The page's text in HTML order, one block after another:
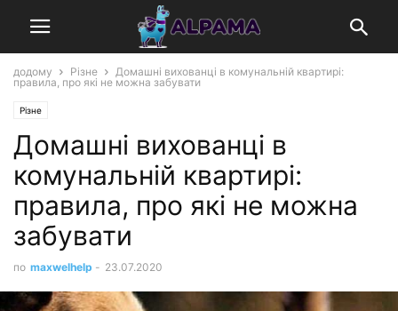
додому Різне
Домашні вихованці в комунальній квартирі:
правила, про які не можна забувати
Різне
Домашні вихованці в
комунальній квартирі:
правила, про які не можна
забувати
по maxwelhelp - 23.07.2020